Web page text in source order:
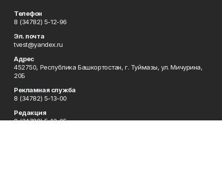
Телефон
8 (34782) 5-12-96
Эл. почта
tvest@yandex.ru
Адрес
452750, Республика Башкортостан, г. Туймазы, ул. Мичурина,
20Б
Рекламная служба
8 (34782) 5-13-00
Редакция
8 (34782) 5-13-05